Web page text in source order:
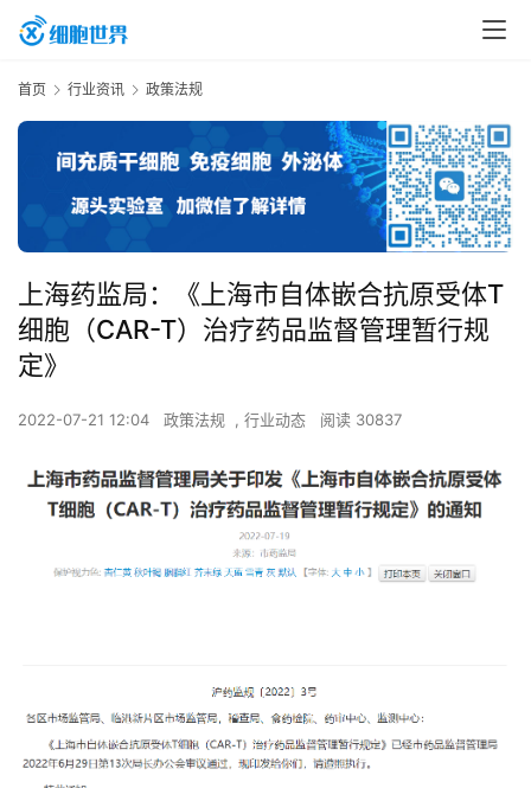
首页 行业资讯 政策法规
上海药监局：《上海市自体嵌合抗原受体T
细胞（CAR-T）治疗药品监督管理暂行规
定》
2022-07-21 12:04 政策法规 , 行业动态 阅读 30837